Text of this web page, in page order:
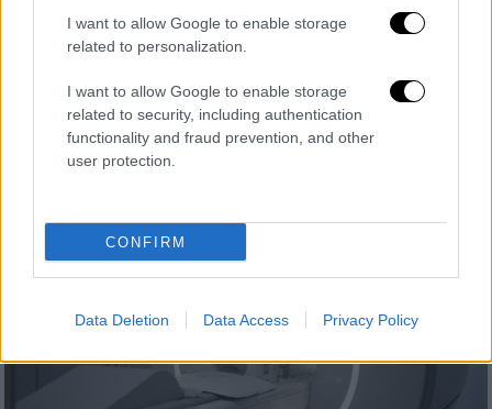
I want to allow Google to enable storage
related to personalization.
I want to allow Google to enable storage
related to security, including authentication
functionality and fraud prevention, and other
user protection.
CONFIRM
Data Deletion Data Access Privacy Policy
Όπως αποκαλύπτει το ethnos.gr, με
κατεπείγον έγγραφό του στη Διοίκηση του
ΕΟΠΥΥ ο υπουργός Υγείας ζητά να
διερευνηθούν άμεσα όλες οι απεικονιστικές
εξετάσεις - Τι κίνησε τις υποψίες